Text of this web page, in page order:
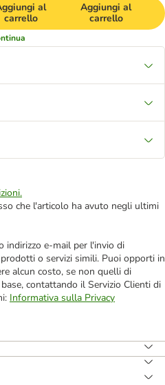
al
carrello
Aggiungi al
carrello
che l'articolo ha avuto negli ultimi
indirizzo e-mail per l'invio di
o servizi simili. Puoi opporti in
alcun costo, se non quelli di
contattando il Servizio Clienti di
Informativa sulla Privacy